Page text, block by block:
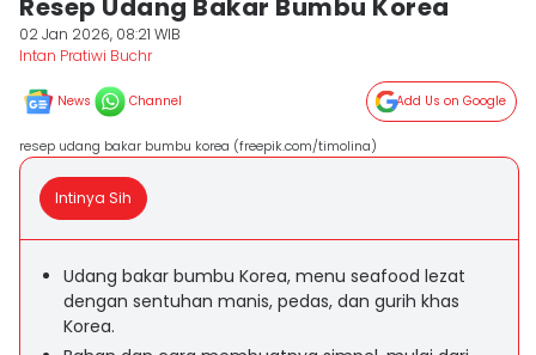
Resep Udang Bakar Bumbu Korea
02 Jan 2026, 08:21 WIB
Intan Pratiwi Buchr
News Channel Add Us on Google
resep udang bakar bumbu korea (freepik.com/timolina)
Intinya Sih
Udang bakar bumbu Korea, menu seafood lezat
dengan sentuhan manis, pedas, dan gurih khas
Korea.